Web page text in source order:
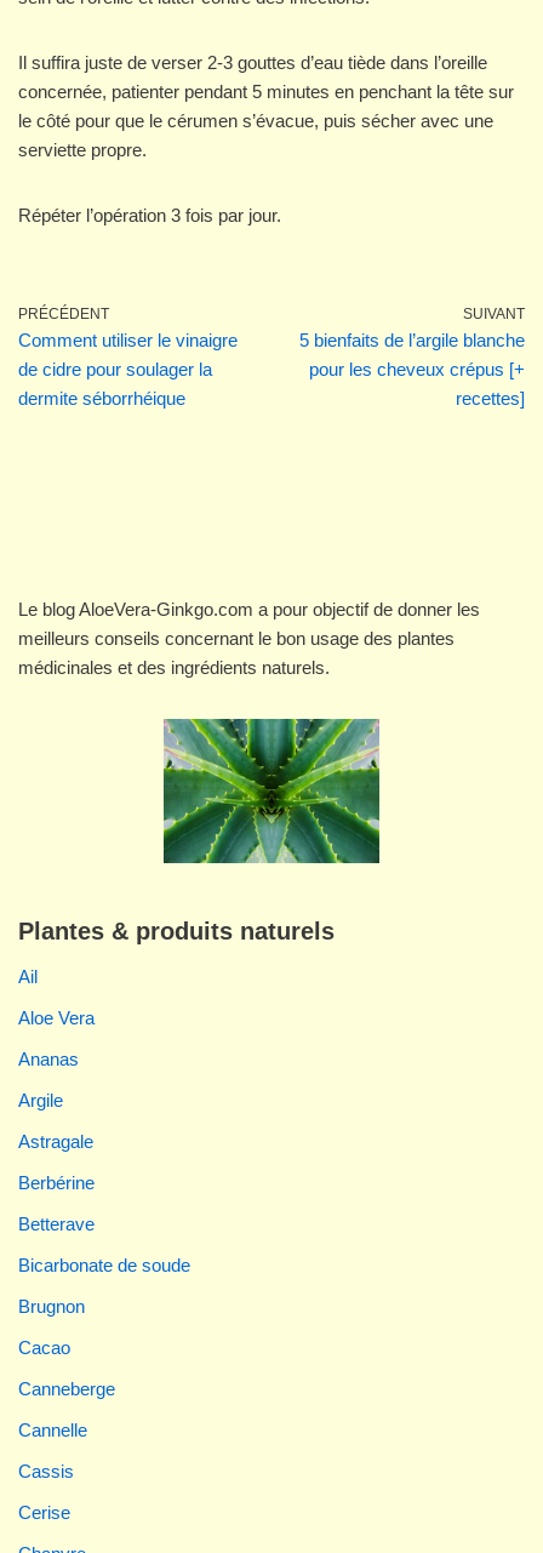
Il suffira juste de verser 2-3 gouttes d’eau tiède dans l’oreille
concernée, patienter pendant 5 minutes en penchant la tête sur
le côté pour que le cérumen s’évacue, puis sécher avec une
serviette propre.
Répéter l’opération 3 fois par jour.
PRÉCÉDENT
Comment utiliser le vinaigre
de cidre pour soulager la
dermite séborrhéique
SUIVANT
5 bienfaits de l’argile blanche
pour les cheveux crépus [+
recettes]
Le blog AloeVera-Ginkgo.com a pour objectif de donner les
meilleurs conseils concernant le bon usage des plantes
médicinales et des ingrédients naturels.
Plantes & produits naturels
Ail
Aloe Vera
Ananas
Argile
Astragale
Berbérine
Betterave
Bicarbonate de soude
Brugnon
Cacao
Canneberge
Cannelle
Cassis
Cerise